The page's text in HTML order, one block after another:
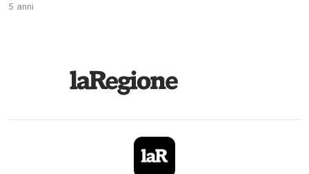
5 anni